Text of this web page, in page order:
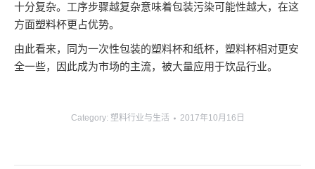
十分复杂。工序步骤越复杂意味着包装污染可能性越大，在这
方面塑料杯更占优势。
由此看来，同为一次性包装的塑料杯和纸杯，塑料杯相对更安
全一些，因此成为市场的主流，被大量应用于饮品行业。
Category: 塑料行业与生活 2017年10月16日